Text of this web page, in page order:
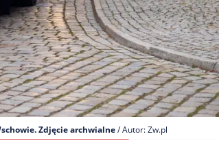
Zdjęcie archwialne / Autor: Zw.pl